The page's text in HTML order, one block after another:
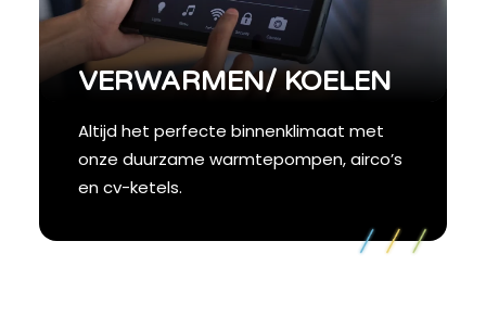
VERWARMEN/ KOELEN
Altijd het perfecte binnenklimaat met
onze duurzame warmtepompen, airco’s
en cv-ketels.